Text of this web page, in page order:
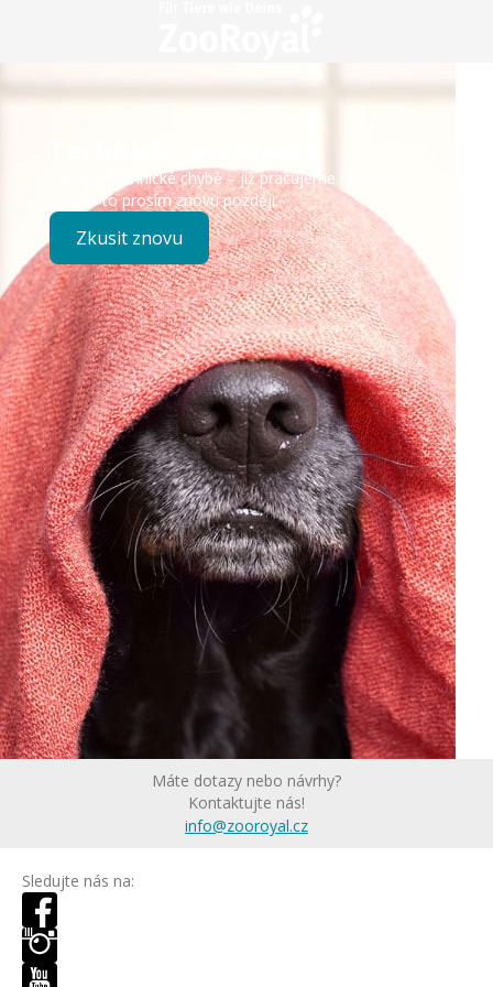
Došlo k technické chybě – již pracujeme na opravě.
Zkuste to prosím znovu později.
Zkusit znovu
Máte dotazy nebo návrhy?
Kontaktujte nás!
info@zooroyal.cz
Sledujte nás na: